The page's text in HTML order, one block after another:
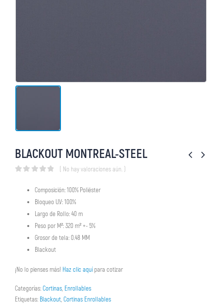
BLACKOUT MONTREAL-STEEL
( No hay valoraciones aún. )
Composición: 100% Poliéster
Bloqueo U.V: 100%
Largo de Rollo: 40 m
Peso por M²: 320 m² +- 5%
Grosor de tela: 0.48 MM
Blackout
¡No lo pienses más! Haz clic aquípara cotizar
Categorías:Cortinas, Enrollables
Etiquetas: Blackout,Cortinas Enrollables